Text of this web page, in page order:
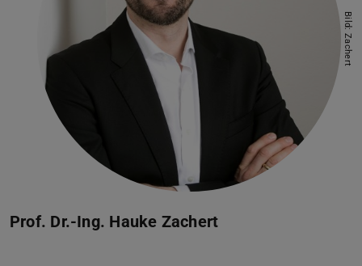
Prof. Dr.-Ing. Hauke Zachert
Bild: Zachert